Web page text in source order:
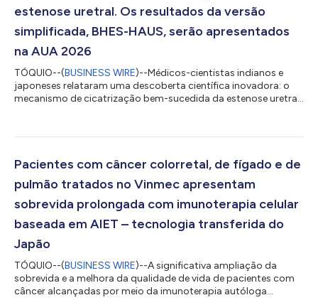
estenose uretral. Os resultados da versão
simplificada, BHES-HAUS, serão apresentados
na AUA 2026
TÓQUIO--(BUSINESS WIRE)--Médicos-cientistas indianos e
japoneses relataram uma descoberta científica inovadora: o
mecanismo de cicatrização bem-sucedida da estenose uretral
clínicas e é a primeira do gênero a utilizar uma abordagem
autólogas: um cultivado em 2D e outro em 3D em arcabouço
Pacientes com câncer colorretal, de fígado e de
pulmão tratados no Vinmec apresentam
sobrevida prolongada com imunoterapia celular
baseada em AIET – tecnologia transferida do
Japão
TÓQUIO--(BUSINESS WIRE)--A significativa ampliação da
sobrevida e a melhora da qualidade de vida de pacientes com
câncer alcançadas por meio da imunoterapia autóloga